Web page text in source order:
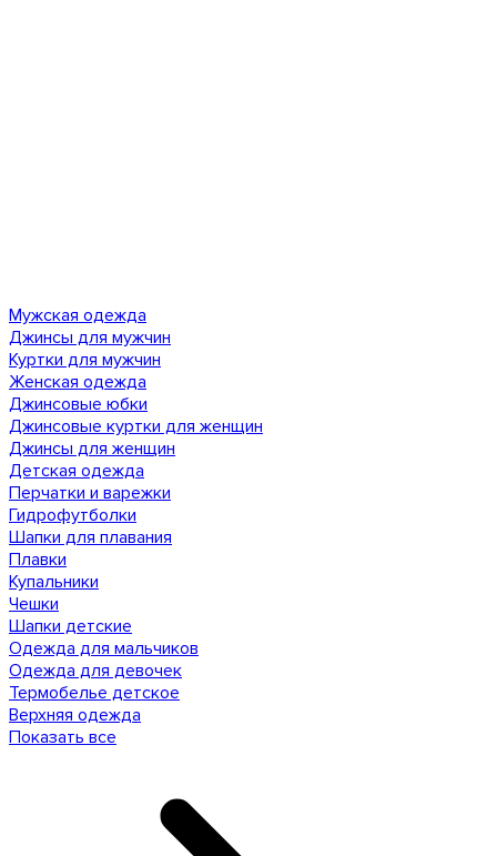
Мужская одежда
Джинсы для мужчин
Куртки для мужчин
Женская одежда
Джинсовые юбки
Джинсовые куртки для женщин
Джинсы для женщин
Детская одежда
Перчатки и варежки
Гидрофутболки
Шапки для плавания
Плавки
Купальники
Чешки
Шапки детские
Одежда для мальчиков
Одежда для девочек
Термобелье детское
Верхняя одежда
Показать все